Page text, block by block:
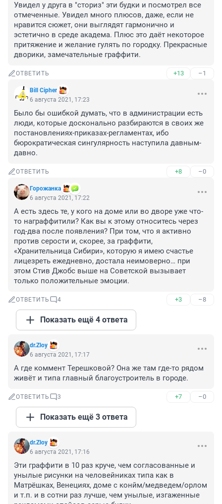
Увидел у друга в "сториз" эти будки и посмотрел все
отмеченные. Увидел много плюсов, даже, если не
нравится сюжет, они выглядят гармонично и
эстетично в среде академа. Плюс это даёт некоторое
притяжение и желание гулять по городку. Прекрасные
дворики, замечательные граффити.
ОТВЕТИТЬ +13 –1
Bill Cipher
6 августа 2021, 17:23
Было бы ошибкой думать, что в администрации есть
люди, которые досконально разбираются в своих же
постановлениях-приказах-регламентах, ибо
бюрократическая сингулярность наступила давным-
давно.
ОТВЕТИТЬ +8 –0
Горoжaнка
6 августа 2021, 17:22
А есть здесь те, у кого на доме или во дворе уже что-
то награффитили? Как вы к этому относитесь через
год-два после появления? При том, что я активно
против серости и, скорее, за граффити,
«Хранительница Сибири», которую я имею счастье
лицезреть ежедневно, достала неимоверно… при
этом Стив Джобс выше на Советской вызывает
только положительные эмоции.
ОТВЕТИТЬ 4 +3 –8
Показать ещё 4 ответа
dr.Zloy
6 августа 2021, 17:17
А где коммент Терешковой? Она же там где-то рядом
живёт и типа главный благоустроитель в городе.
ОТВЕТИТЬ 3 +7 –0
Показать ещё 3 ответа
dr.Zloy
6 августа 2021, 17:16
Эти граффити в 10 раз круче, чем согласованные и
унылые рисунки на человейниках типа как в
Матрёшках, Венециях, доме с конйм/медведем/орлом
и т.п. и в сотни раз лучше, чем унылые, изгаженные